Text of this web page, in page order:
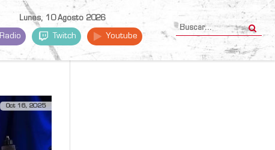
Lunes, 10 Agosto 2026
Radio Twitch Youtube
Oct 16, 2025